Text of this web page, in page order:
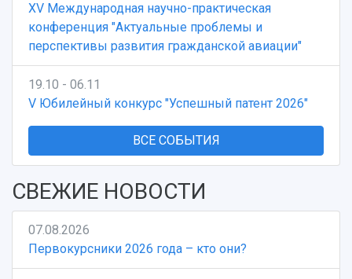
XV Международная научно-практическая
конференция "Актуальные проблемы и
перспективы развития гражданской авиации"
19.10 - 06.11
V Юбилейный конкурс "Успешный патент 2026"
ВСЕ СОБЫТИЯ
СВЕЖИЕ НОВОСТИ
07.08.2026
Первокурсники 2026 года – кто они?